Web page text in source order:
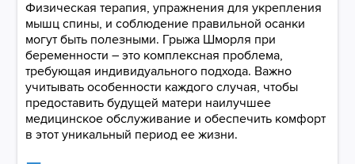
Физическая терапия, упражнения для укрепления
мышц спины, и соблюдение правильной осанки
могут быть полезными. Грыжа Шморля при
беременности – это комплексная проблема,
требующая индивидуального подхода. Важно
учитывать особенности каждого случая, чтобы
предоставить будущей матери наилучшее
медицинское обслуживание и обеспечить комфорт
в этот уникальный период ее жизни.